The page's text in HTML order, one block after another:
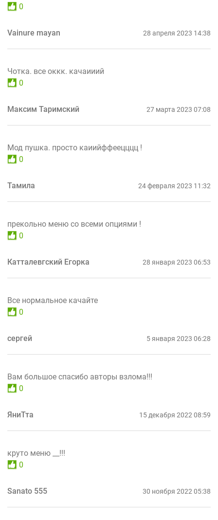
0
Vainure mayan 28 апреля 2023 14:38
Чотка. все оккк. качаииий
0
Максим Таримский 27 марта 2023 07:08
Мод пушка. просто каиийффеецццц !
0
Тамила 24 февраля 2023 11:32
прекольно меню со всеми опциями !
0
Катталевгский Егорка 28 января 2023 06:53
Все нормальное качайте
0
сергей 5 января 2023 06:28
Вам большое спасибо авторы взлома!!!
0
ЯниТта 15 декабря 2022 08:59
круто меню __!!!
0
Sanato 555 30 ноября 2022 05:38